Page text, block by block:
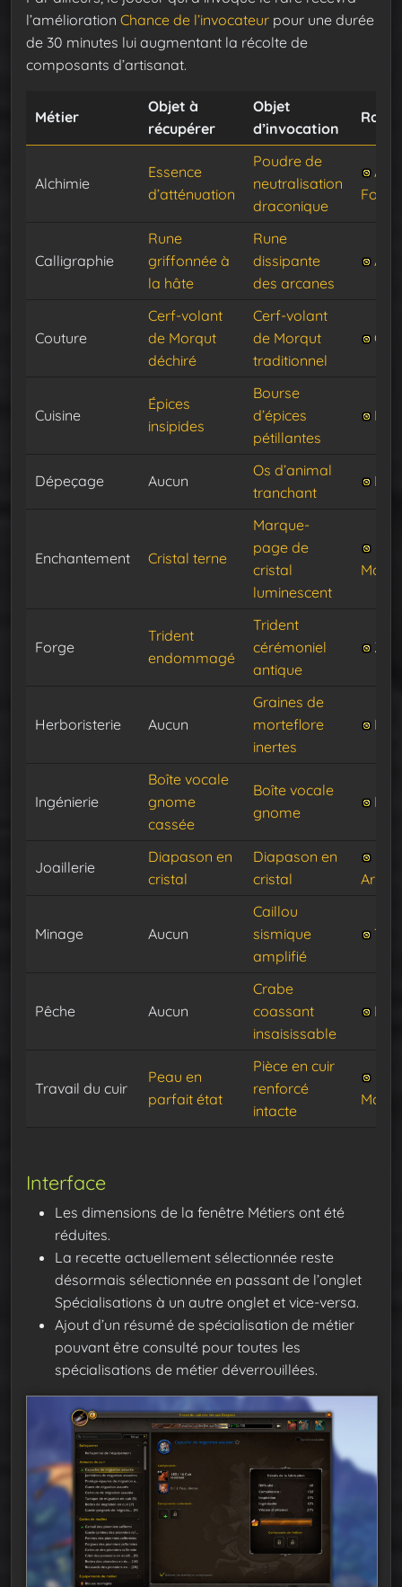
l’amélioration Chance de l’invocateur pour une durée
de 30 minutes lui augmentant la récolte de
composants d’artisanat.
Métier
Objet à
récupérer
Objet
d’invocation
Rare
Alchimie
Essence
d’atténuation
Poudre de
neutralisation
draconique
Agni
Calligraphie
Rune
griffonnée à
la hâte
Rune
dissipante
des arcanes
Couture
Cerf-volant
de Morqut
déchiré
Cerf-volant
de Morqut
traditionnel
Cuisine
Épices
insipides
Bourse
d’épices
pétillantes
Dépeçage Aucun
Os d’animal
tranchant
Enchantement Cristal terne
Marque-
page de
cristal
luminescent
Forge
Trident
endommagé
Trident
cérémoniel
antique
Herboristerie Aucun
Graines de
morteflore
inertes
Ingénierie
Boîte vocale
gnome
cassée
Boîte vocale
gnome
Joaillerie
Diapason en
cristal
Diapason en
cristal
Minage Aucun
Caillou
sismique
amplifié
Pêche Aucun
Crabe
coassant
insaisissable
Travail du cuir
Peau en
parfait état
Pièce en cuir
renforcé
intacte
Interface
Les dimensions de la fenêtre Métiers ont été
réduites.
La recette actuellement sélectionnée reste
désormais sélectionnée en passant de l’onglet
Spécialisations à un autre onglet et vice-versa.
Ajout d’un résumé de spécialisation de métier
pouvant être consulté pour toutes les
spécialisations de métier déverrouillées.